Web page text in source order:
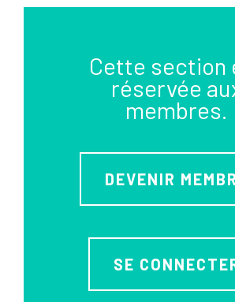
Cette section
réservée
membres.
DEVENIR
SE